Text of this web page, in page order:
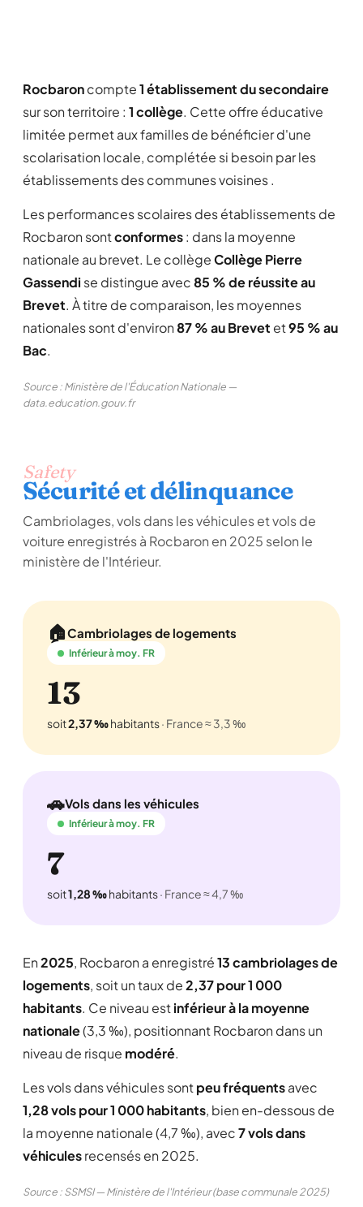
Rocbaroncompte1 établissement du secondaire
sur son territoire : 1 collège. Cette offre éducative
limitée permet aux familles de bénéficier d'une
scolarisation locale, complétée si besoin par les
établissements des communes voisines .
Les performances scolaires des établissements de
Rocbaron sontconformes: dans la moyenne
nationale au brevet. Le collègeCollège Pierre
Gassendi se distingue avec85 % de réussite au
Brevet. À titre de comparaison, les moyennes
nationales sont d'environ87 % au Brevet et95 % au
Bac.
Source : Ministère de l'Éducation Nationale —
data.education.gouv.fr
Safety
Sécurité et délinquance
Cambriolages, vols dans les véhicules et vols de
voiture enregistrés à Rocbaron en 2025 selon le
ministère de l'Intérieur.
🏠Cambriolages de logements
Inférieur à moy. FR
13
soit2,37 ‰habitants· France ≈ 3,3 ‰
🚗Vols dans les véhicules
Inférieur à moy. FR
7
soit1,28 ‰habitants· France ≈ 4,7 ‰
En2025, Rocbaron a enregistré13 cambriolages de
logements, soit un taux de2,37 pour 1 000
habitants. Ce niveau estinférieur à la moyenne
nationale(3,3 ‰), positionnant Rocbaron dans un
niveau de risque modéré.
Les vols dans véhicules sontpeu fréquentsavec
1,28 vols pour 1 000 habitants, bien en-dessous de
la moyenne nationale (4,7 ‰), avec7 vols dans
véhiculesrecensés en 2025.
Source : SSMSI — Ministère de l'Intérieur (base communale 2025)